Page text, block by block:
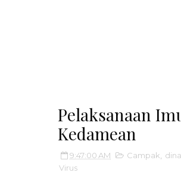
Pelaksanaan
Kedamean
9:47:00 AM Campak
Virus